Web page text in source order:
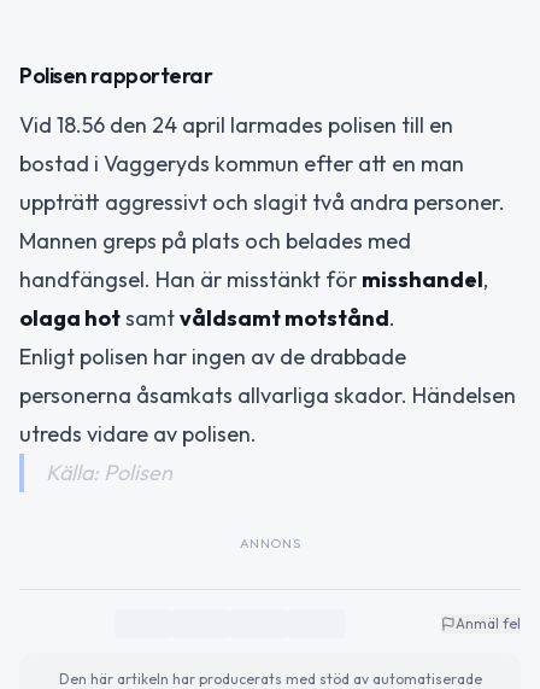
Polisen rapporterar
Vid 18.56 den 24 april larmades polisen till en
bostad i Vaggeryds kommun efter att en man
uppträtt aggressivt och slagit två andra personer.
Mannen greps på plats och belades med
handfängsel. Han är misstänkt för misshandel,
olaga hotsamtvåldsamt motstånd.
Enligt polisen har ingen av de drabbade
personerna åsamkats allvarliga skador. Händelsen
utreds vidare av polisen.
Källa: Polisen
ANNONS
Anmäl fel
Den här artikeln har producerats med stöd av automatiserade